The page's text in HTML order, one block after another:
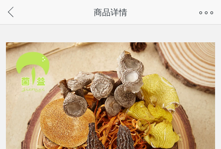
请通过微信或支付宝搜“奇兔客小程序”访问
商品详情